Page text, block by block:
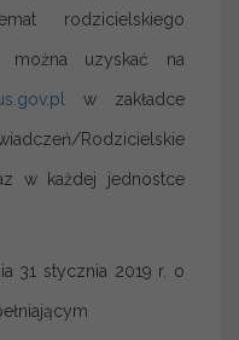
rodzicielskiego
można uzyskać na
w zakładce
Rodzicielskie
w każdej jednostce
31 stycznia 2019 r. o